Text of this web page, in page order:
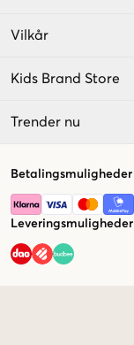
Vilkår
Kids Brand Store
Trender nu
Betalingsmuligheder
Leveringsmuligheder